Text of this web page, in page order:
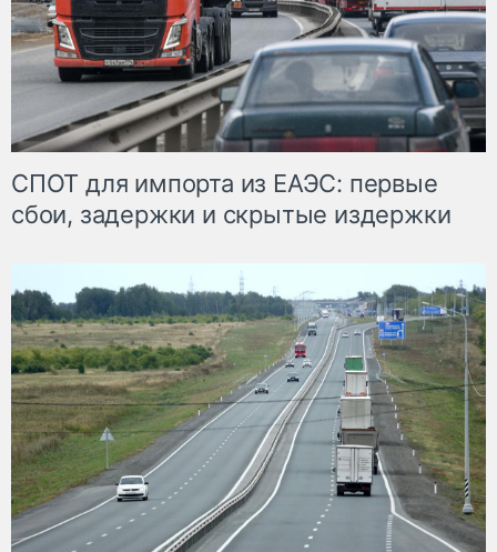
СПОТ для импорта из ЕАЭС: первые
сбои, задержки и скрытые издержки